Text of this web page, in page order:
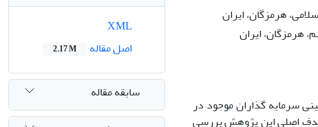
هرمزگان، ایران
هرمزگان، ایران
سرمایه گذاران موجود در
هدف اصلی این پژوهش بررسی
اصل مقاله
2.17 M
سابقه مقاله